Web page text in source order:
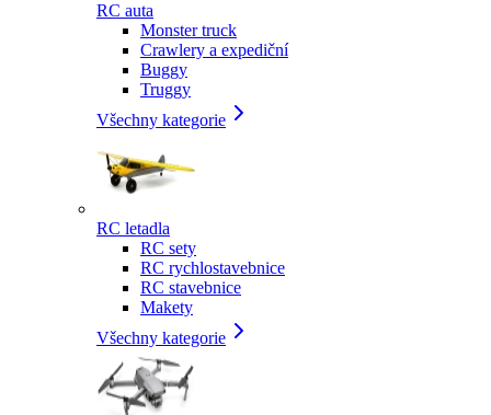
RC auta
Monster truck
Crawlery a expediční
Buggy
Truggy
Všechny kategorie
RC letadla
RC sety
RC rychlostavebnice
RC stavebnice
Makety
Všechny kategorie